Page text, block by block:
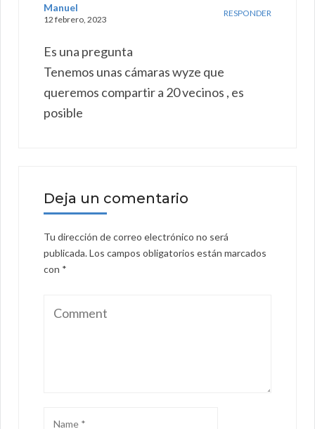
Manuel
12 febrero, 2023
RESPONDER
Es una pregunta
Tenemos unas cámaras wyze que
queremos compartir a 20 vecinos , es
posible
Deja un comentario
Tu dirección de correo electrónico no será
publicada.Los campos obligatorios están marcados
con *